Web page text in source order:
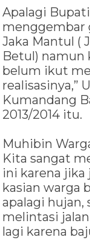
Apalagi
menggembar
Jaka Mantul (
Betul) namun
belum ikut
realisasinya,”
Kumandang
2013/2014 itu.
Muhibin
Kita sangat
ini karena jika
kasian warga
apalagi hujan,
melintasi
lagi karena